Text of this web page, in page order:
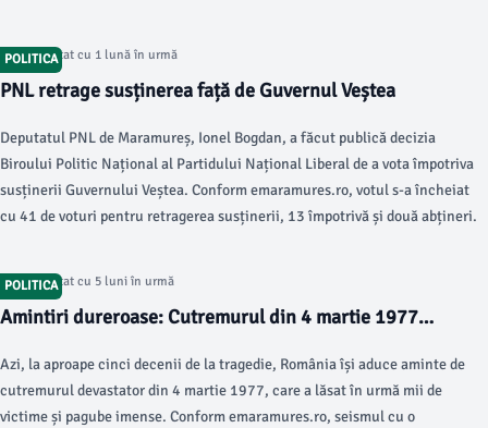
POLITICA
Articol postat cu 1 lună în urmă
PNL retrage susținerea față de Guvernul Veștea
Deputatul PNL de Maramureș, Ionel Bogdan, a făcut publică decizia
Biroului Politic Național al Partidului Național Liberal de a vota împotriva
susținerii Guvernului Veștea. Conform emaramures.ro, votul s-a încheiat
cu 41 de voturi pentru retragerea susținerii, 13 împotrivă și două abțineri.
POLITICA
Articol postat cu 5 luni în urmă
Amintiri dureroase: Cutremurul din 4 martie 1977
Azi, la aproape cinci decenii de la tragedie, România își aduce aminte de
cutremurul devastator din 4 martie 1977, care a lăsat în urmă mii de
victime și pagube imense. Conform emaramures.ro, seismul cu o